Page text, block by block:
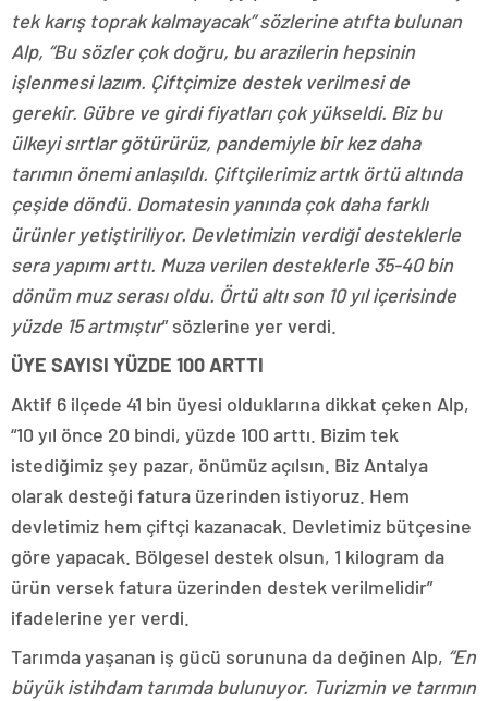
tek karış toprak kalmayacak” sözlerine atıfta bulunan
Alp, “Bu sözler çok doğru, bu arazilerin hepsinin
işlenmesi lazım. Çiftçimize destek verilmesi de
gerekir. Gübre ve girdi fiyatları çok yükseldi. Biz bu
ülkeyi sırtlar götürürüz, pandemiyle bir kez daha
tarımın önemi anlaşıldı. Çiftçilerimiz artık örtü altında
çeşide döndü. Domatesin yanında çok daha farklı
ürünler yetiştiriliyor. Devletimizin verdiği desteklerle
sera yapımı arttı. Muza verilen desteklerle 35-40 bin
dönüm muz serası oldu. Örtü altı son 10 yıl içerisinde
yüzde 15 artmıştır” sözlerine yer verdi.
ÜYE SAYISI YÜZDE 100 ARTTI
Aktif 6 ilçede 41 bin üyesi olduklarına dikkat çeken Alp,
“10 yıl önce 20 bindi, yüzde 100 arttı. Bizim tek
istediğimiz şey pazar, önümüz açılsın. Biz Antalya
olarak desteği fatura üzerinden istiyoruz. Hem
devletimiz hem çiftçi kazanacak. Devletimiz bütçesine
göre yapacak. Bölgesel destek olsun, 1 kilogram da
ürün versek fatura üzerinden destek verilmelidir”
ifadelerine yer verdi.
Tarımda yaşanan iş gücü sorununa da değinen Alp, “En
büyük istihdam tarımda bulunuyor. Turizmin ve tarımın